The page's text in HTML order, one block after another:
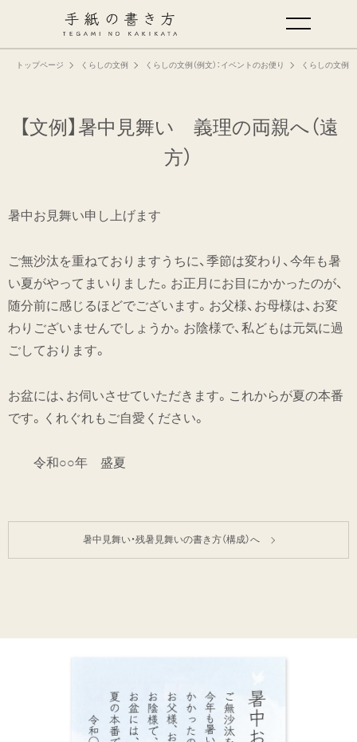
トップページ くらしの文例 くらしの文例（例文）：イベントのお便り くらしの文例（
【文例】暑中見舞い 義理の両親へ（遠
方）
暑中お見舞い申し上げます
ご無沙汰を重ねておりますうちに、季節は変わり、今年も暑
い夏がやってまいりました。お正月にお目にかかったのが、
随分前に感じるほどでございます。お父様、お母様は、お変
わりございませんでしょうか。お陰様で、私どもは元気に過
ごしております。
お盆には、お伺いさせていただきます。これからが夏の本番
です。くれぐれもご自愛ください。
令和○○年 盛夏
暑中見舞い・残暑見舞いの書き方（構成）へ
手紙の基本
仕事の手紙の書き方
仕事の文例
特集
ミドリオフィシャルサイト